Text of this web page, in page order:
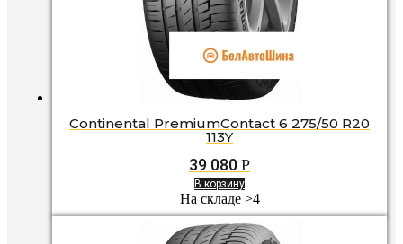
Continental PremiumContact 6 275/50 R20
113Y
39 080 Р
В корзину
На складе >4